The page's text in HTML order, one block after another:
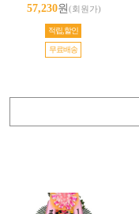
57,230원(회원가)
적립,할인
무료배송